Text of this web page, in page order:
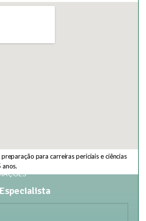
preparação para carreiras periciais e ciências
anos.